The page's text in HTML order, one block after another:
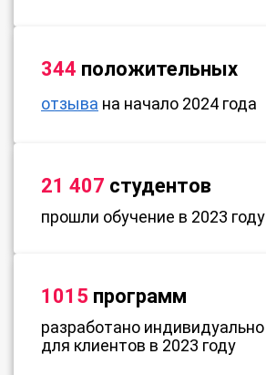
344 положительных
отзыва на начало 2024 года
21 407 студентов
прошли обучение в 2023 году
1015 программ
разработано индивидуально
для клиентов в 2023 году